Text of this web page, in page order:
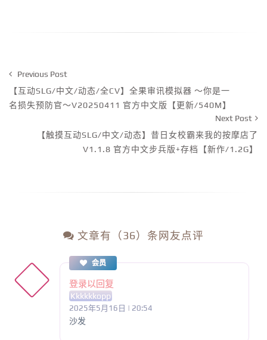
Previous Post
【互动SLG/中文/动态/全CV】全果审讯模拟器 ～你是一
名损失预防官～V20250411 官方中文版【更新/540M】
Next Post
【触摸互动SLG/中文/动态】昔日女校霸来我的按摩店了
V1.1.8 官方中文步兵版+存档【新作/1.2G】
文章有（36）条网友点评
会员
登录以回复
Kkkkkkopp
2025年5月16日 | 20:54
沙发